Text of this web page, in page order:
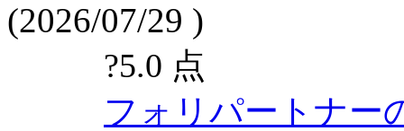
(2026/07/29 )
?5.0 点
フォリパートナー